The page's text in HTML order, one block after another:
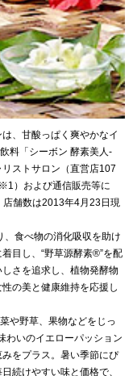
、甘酸っぱく爽やかなイ
料「シーボン 酵素美人-
ストサロン（直営店107
）および通信販売等に
舗数は2013年4月23日現
、食べ物の消化吸収を助け
目し、“野草源酵素®”を配
さを追求し、植物発酵物
の美と健康維持を応援し
や野草、果物などをじっ
わいのイエローパッション
をプラス。暑い季節にぴ
続けやすい味と価格で、